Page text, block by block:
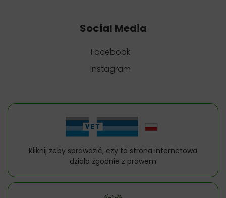
Social Media
Facebook
Instagram
Kliknij żeby sprawdzić, czy ta strona internetowa
działa zgodnie z prawem